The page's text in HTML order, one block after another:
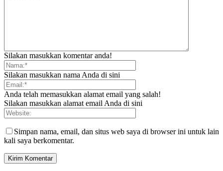
Silakan masukkan komentar anda!
Silakan masukkan nama Anda di sini
Anda telah memasukkan alamat email yang salah!
Silakan masukkan alamat email Anda di sini
Simpan nama, email, dan situs web saya di browser ini untuk lain
kali saya berkomentar.